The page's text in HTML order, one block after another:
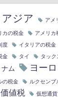
アジア アメ
カの税金 アメリカ
度 イタリアの税金
金 タイ タック
ム ヨー
の税金 ルクセンブ
値税 仮想通貨